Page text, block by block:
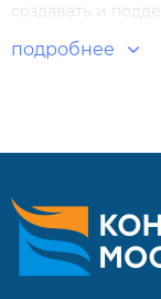
создавать и
За счет низкого
Режим
24-часовой
подробнее